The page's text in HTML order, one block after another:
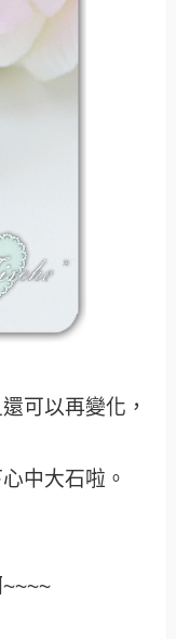
可以再變化，
中大石啦。